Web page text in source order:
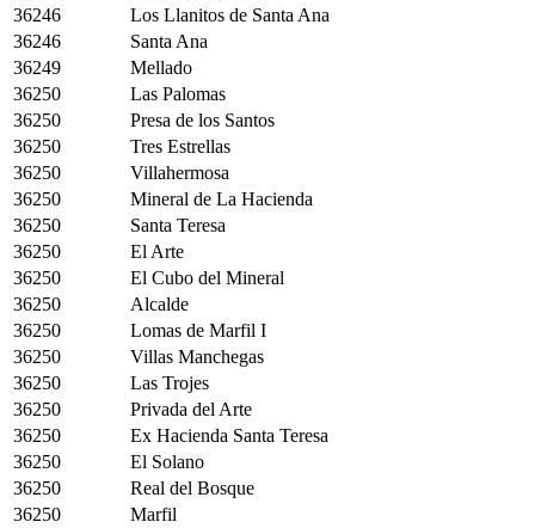
36246
Los Llanitos de Santa Ana
36246
Santa Ana
36249
Mellado
36250
Las Palomas
36250
Presa de los Santos
36250
Tres Estrellas
36250
Villahermosa
36250
Mineral de La Hacienda
36250
Santa Teresa
36250
El Arte
36250
El Cubo del Mineral
36250
Alcalde
36250
Lomas de Marfil I
36250
Villas Manchegas
36250
Las Trojes
36250
Privada del Arte
36250
Ex Hacienda Santa Teresa
36250
El Solano
36250
Real del Bosque
36250
Marfil